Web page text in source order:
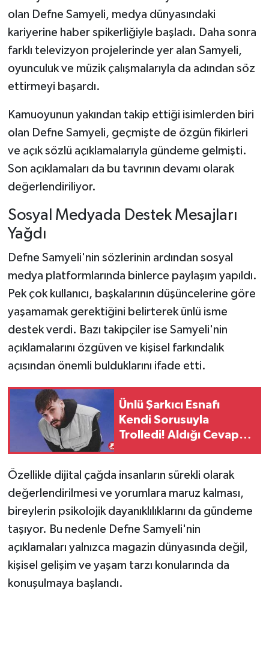
olan Defne Samyeli, medya dünyasındaki
kariyerine haber spikerliğiyle başladı. Daha sonra
farklı televizyon projelerinde yer alan Samyeli,
oyunculuk ve müzik çalışmalarıyla da adından söz
ettirmeyi başardı.
Kamuoyunun yakından takip ettiği isimlerden biri
olan Defne Samyeli, geçmişte de özgün fikirleri
ve açık sözlü açıklamalarıyla gündeme gelmişti.
Son açıklamaları da bu tavrının devamı olarak
değerlendiriliyor.
Sosyal Medyada Destek Mesajları
Yağdı
Defne Samyeli'nin sözlerinin ardından sosyal
medya platformlarında binlerce paylaşım yapıldı.
Pek çok kullanıcı, başkalarının düşüncelerine göre
yaşamamak gerektiğini belirterek ünlü isme
destek verdi. Bazı takipçiler ise Samyeli'nin
açıklamalarını özgüven ve kişisel farkındalık
açısından önemli bulduklarını ifade etti.
Ünlü Şarkıcı Esnafı
Kendi Sorusuyla
Trolledi! Aldığı Cevap
Özellikle dijital çağda insanların sürekli olarak
değerlendirilmesi ve yorumlara maruz kalması,
bireylerin psikolojik dayanıklılıklarını da gündeme
taşıyor. Bu nedenle Defne Samyeli'nin
açıklamaları yalnızca magazin dünyasında değil,
kişisel gelişim ve yaşam tarzı konularında da
konuşulmaya başlandı.